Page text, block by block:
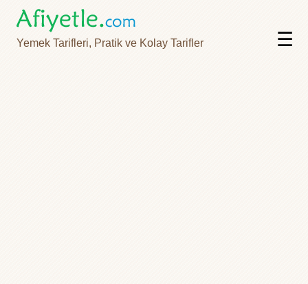
Yemek Tarifleri, Pratik ve Kolay Tarifler ☰